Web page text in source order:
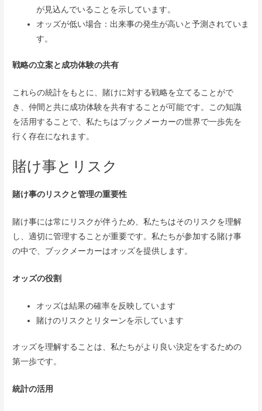
が見込んでいることを示しています。
オッズが低い場合：出来事の発生が高いと予測されていま
す。
戦略の立案と成功体験の共有
これらの統計をもとに、賭けに対する戦略を立てることがで
き、仲間と共に成功体験を共有することが可能です。この知識
を活用することで、私たちはブックメーカーの世界で一歩先を
行く存在になれます。
賭け事とリスク
賭け事のリスクと管理の重要性
賭け事には常にリスクが伴うため、私たちはそのリスクを理解
し、適切に管理することが重要です。私たちが参加する賭け事
の中で、ブックメーカーはオッズを提供します。
オッズの役割
オッズは結果の確率を反映しています
賭けのリスクとリターンを示しています
オッズを理解することは、私たちがより良い決定をするための
第一歩です。
統計の活用